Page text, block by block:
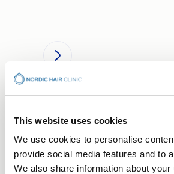
This website uses cookies
We use cookies to personalise
provide social media features and to
We also share information about
BOKA
Din hårresa
samtal